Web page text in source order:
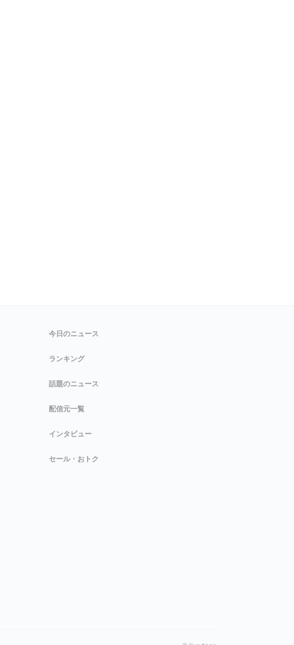
今日のニュース
ランキング
話題のニュース
配信元一覧
インタビュー
セール・おトク